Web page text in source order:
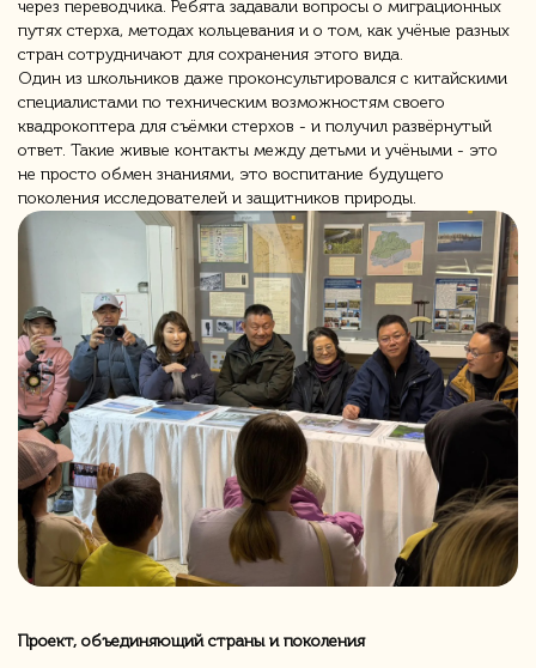
через переводчика. Ребята задавали вопросы о миграционных
путях стерха, методах кольцевания и о том, как учёные разных
стран сотрудничают для сохранения этого вида.
Один из школьников даже проконсультировался с китайскими
специалистами по техническим возможностям своего
квадрокоптера для съёмки стерхов - и получил развёрнутый
ответ. Такие живые контакты между детьми и учёными - это
не просто обмен знаниями, это воспитание будущего
поколения исследователей и защитников природы.
Проект, объединяющий страны и поколения